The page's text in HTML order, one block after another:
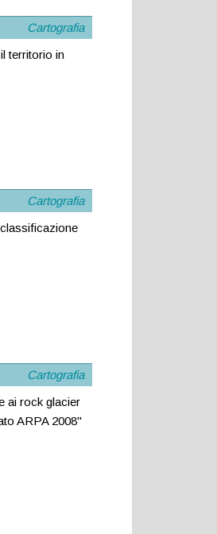
Cartografia
territorio in
Cartografia
Cartografia
ai rock glacier
ARPA 2008"